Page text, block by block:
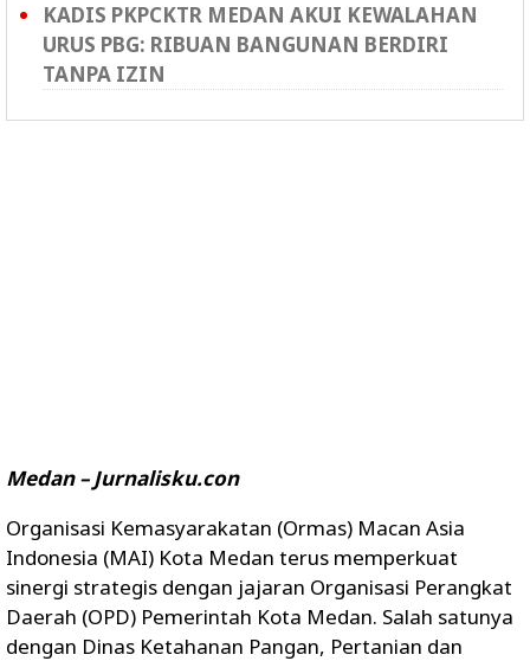
KADIS PKPCKTR MEDAN AKUI KEWALAHAN
URUS PBG: RIBUAN BANGUNAN BERDIRI
TANPA IZIN
Medan – Jurnalisku.con
Organisasi Kemasyarakatan (Ormas) Macan Asia
Indonesia (MAI) Kota Medan terus memperkuat
sinergi strategis dengan jajaran Organisasi Perangkat
Daerah (OPD) Pemerintah Kota Medan. Salah satunya
dengan Dinas Ketahanan Pangan, Pertanian dan